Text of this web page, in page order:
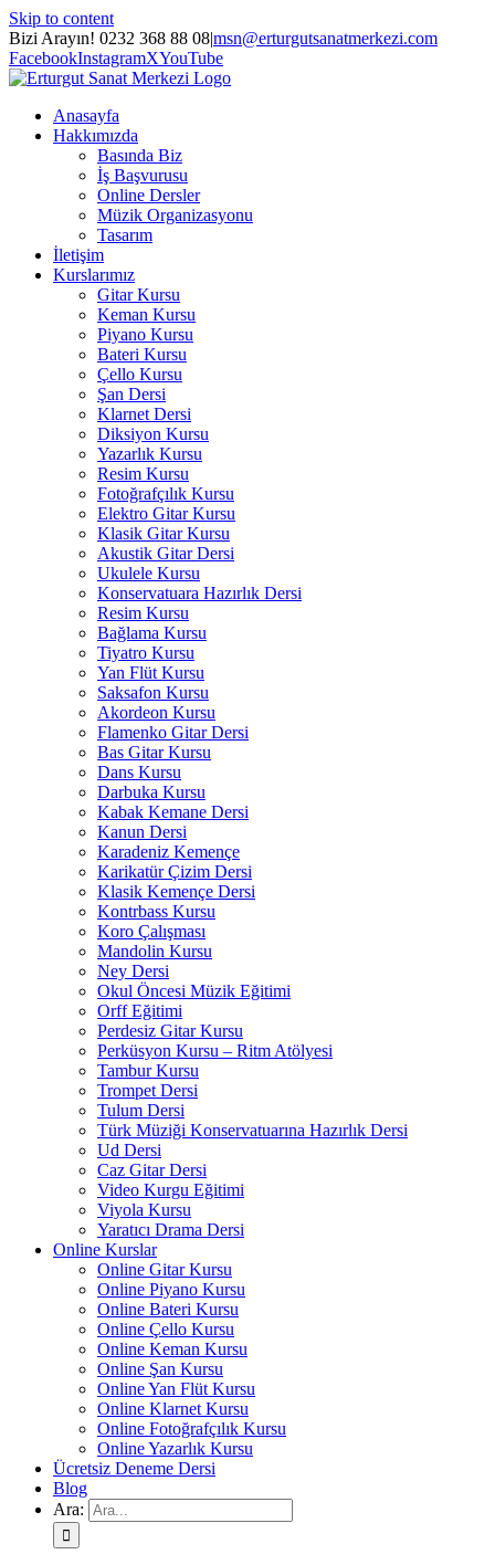
Skip to content
Bizi Arayın! 0232 368 88 08|msn@erturgutsanatmerkezi.com
FacebookInstagramXYouTube
Anasayfa
Hakkımızda
Basında Biz
İş Başvurusu
Online Dersler
Müzik Organizasyonu
Tasarım
İletişim
Kurslarımız
Gitar Kursu
Keman Kursu
Piyano Kursu
Bateri Kursu
Çello Kursu
Şan Dersi
Klarnet Dersi
Diksiyon Kursu
Yazarlık Kursu
Resim Kursu
Fotoğrafçılık Kursu
Elektro Gitar Kursu
Klasik Gitar Kursu
Akustik Gitar Dersi
Ukulele Kursu
Konservatuara Hazırlık Dersi
Resim Kursu
Bağlama Kursu
Tiyatro Kursu
Yan Flüt Kursu
Saksafon Kursu
Akordeon Kursu
Flamenko Gitar Dersi
Bas Gitar Kursu
Dans Kursu
Darbuka Kursu
Kabak Kemane Dersi
Kanun Dersi
Karadeniz Kemençe
Karikatür Çizim Dersi
Klasik Kemençe Dersi
Kontrbass Kursu
Koro Çalışması
Mandolin Kursu
Ney Dersi
Okul Öncesi Müzik Eğitimi
Orff Eğitimi
Perdesiz Gitar Kursu
Perküsyon Kursu – Ritm Atölyesi
Tambur Kursu
Trompet Dersi
Tulum Dersi
Türk Müziği Konservatuarına Hazırlık Dersi
Ud Dersi
Caz Gitar Dersi
Video Kurgu Eğitimi
Viyola Kursu
Yaratıcı Drama Dersi
Online Kurslar
Online Gitar Kursu
Online Piyano Kursu
Online Bateri Kursu
Online Çello Kursu
Online Keman Kursu
Online Şan Kursu
Online Yan Flüt Kursu
Online Klarnet Kursu
Online Fotoğrafçılık Kursu
Online Yazarlık Kursu
Ücretsiz Deneme Dersi
Blog
Ara: